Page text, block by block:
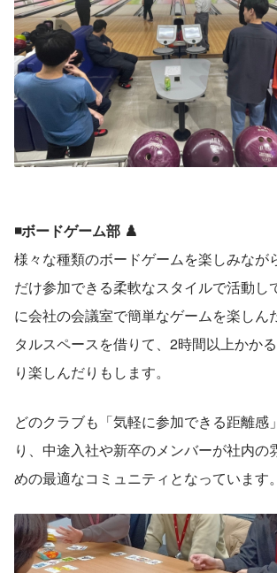
◾️ボードゲーム部 ♟️
様々な種類のボードゲームを楽しみなが
だけ参加できる柔軟なスタイルで活動し
に会社の会議室で簡単なゲームを楽しん
タルスペースを借りて、2時間以上かか
り楽しんだりもします。
どのクラブも「気軽に参加できる距離感
り、中途入社や新卒のメンバーが社内の
めの最適なコミュニティとなっています。